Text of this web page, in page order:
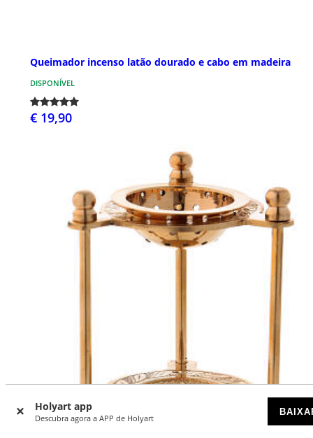
Holyart app
Descubra agora a APP de Holyart
Queimador incenso latão dourado e cabo em madeira
DISPONÍVEL
€ 19,90